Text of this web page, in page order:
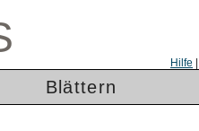
Hilfe
Blättern